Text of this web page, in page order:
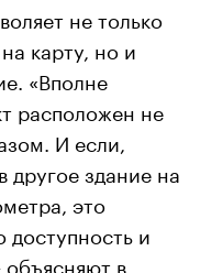
не только
карту, но и
«Вполне
расположен не
И если,
здание на
это
доступность и
в